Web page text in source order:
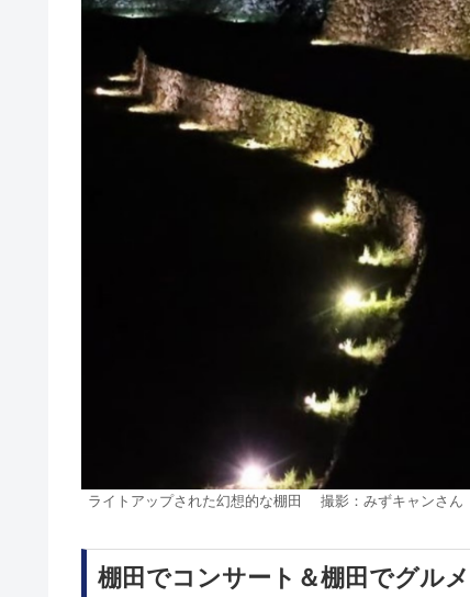
ライトアップされた幻想的な棚田 撮影：みずキャンさん
棚田でコンサート＆棚田でグルメ